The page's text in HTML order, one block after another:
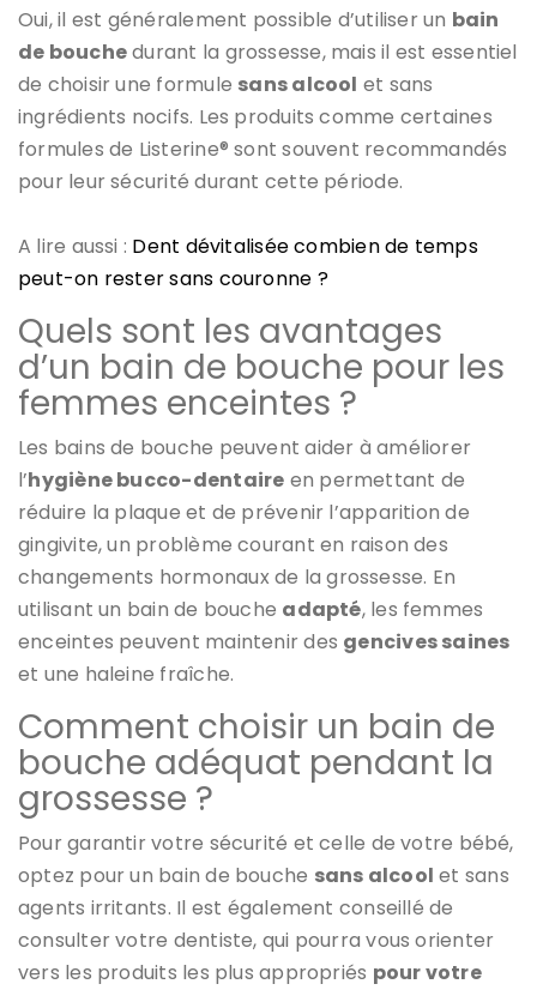
Oui, il est généralement possible d’utiliser un bain
de bouchedurant la grossesse, mais il est essentiel
de choisir une formule sans alcool et sans
ingrédients nocifs. Les produits comme certaines
formules de Listerine® sont souvent recommandés
pour leur sécurité durant cette période.
A lire aussi : Dent dévitalisée combien de temps
peut-on rester sans couronne ?
Quels sont les avantages
d’un bain de bouche pour les
femmes enceintes ?
Les bains de bouche peuvent aider à améliorer
l’hygiène bucco-dentaire en permettant de
réduire la plaque et de prévenir l’apparition de
gingivite, un problème courant en raison des
changements hormonaux de la grossesse. En
utilisant un bain de bouche adapté, les femmes
enceintes peuvent maintenir des gencives saines
et une haleine fraîche.
Comment choisir un bain de
bouche adéquat pendant la
grossesse ?
Pour garantir votre sécurité et celle de votre bébé,
optez pour un bain de bouche sans alcool et sans
agents irritants. Il est également conseillé de
consulter votre dentiste, qui pourra vous orienter
vers les produits les plus appropriés pour votre